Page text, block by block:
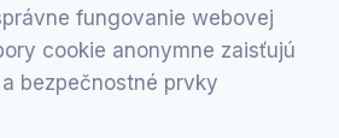
fungovanie webovej
cookie anonymne zaisťujú
bezpečnostné prvky